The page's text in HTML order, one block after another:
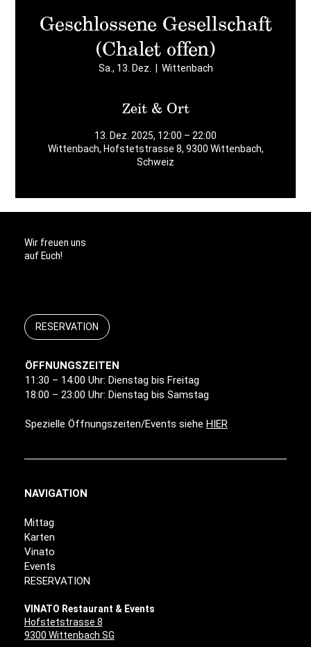
Geschlossene Gesellschaft
(Chalet offen)
Sa., 13. Dez. Wittenbach
Zeit & Ort
13. Dez. 2025, 12:00 – 22:00
Wittenbach, Hofstetstrasse 8, 9300 Wittenbach,
Schweiz
Wir freuen uns
auf Euch!
RESERVATION
ÖFFNUNGSZEITEN
11:30 – 14:00 Uhr: Dienstag bis Freitag
18:00 – 23:00 Uhr: Dienstag bis Samstag
Spezielle Öffnungszeiten/Events siehe HIER
VINATO Restaurant & Events
Hofstetstrasse 8
9300 Wittenbach SG
NAVIGATION
Mittag
Karten
Vinato
Events
RESERVATION